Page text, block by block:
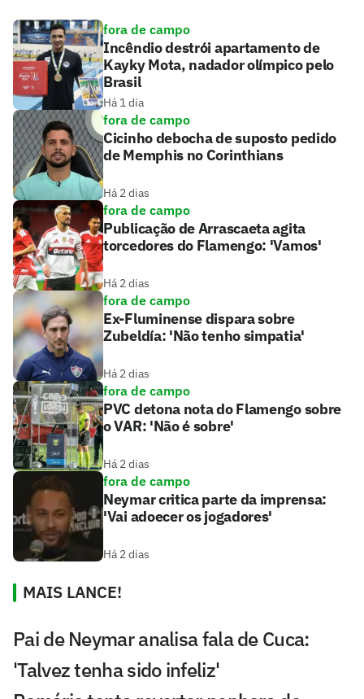
fora de campo
Incêndio destrói apartamento de
Kayky Mota, nadador olímpico pelo
Brasil
Há 1 dia
fora de campo
Cicinho debocha de suposto pedido
de Memphis no Corinthians
Há 2 dias
fora de campo
Publicação de Arrascaeta agita
torcedores do Flamengo: 'Vamos'
Há 2 dias
fora de campo
Ex-Fluminense dispara sobre
Zubeldía: 'Não tenho simpatia'
Há 2 dias
fora de campo
PVC detona nota do Flamengo sobre
o VAR: 'Não é sobre'
Há 2 dias
fora de campo
Neymar critica parte da imprensa:
'Vai adoecer os jogadores'
Há 2 dias
MAIS LANCE!
Pai de Neymar analisa fala de Cuca:
'Talvez tenha sido infeliz'